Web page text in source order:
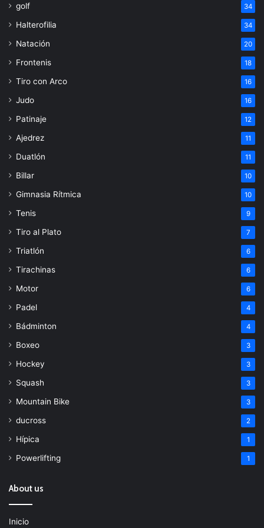
golf 34
Halterofilia 34
Natación 20
Frontenis 18
Tiro con Arco 16
Judo 16
Patinaje 12
Ajedrez 11
Duatlón 11
Billar 10
Gimnasia Rítmica 10
Tenis 9
Tiro al Plato 7
Triatlón 6
Tirachinas 6
Motor 6
Padel 4
Bádminton 4
Boxeo 3
Hockey 3
Squash 3
Mountain Bike 3
ducross 2
Hípica 1
Powerlifting 1
About us
Inicio